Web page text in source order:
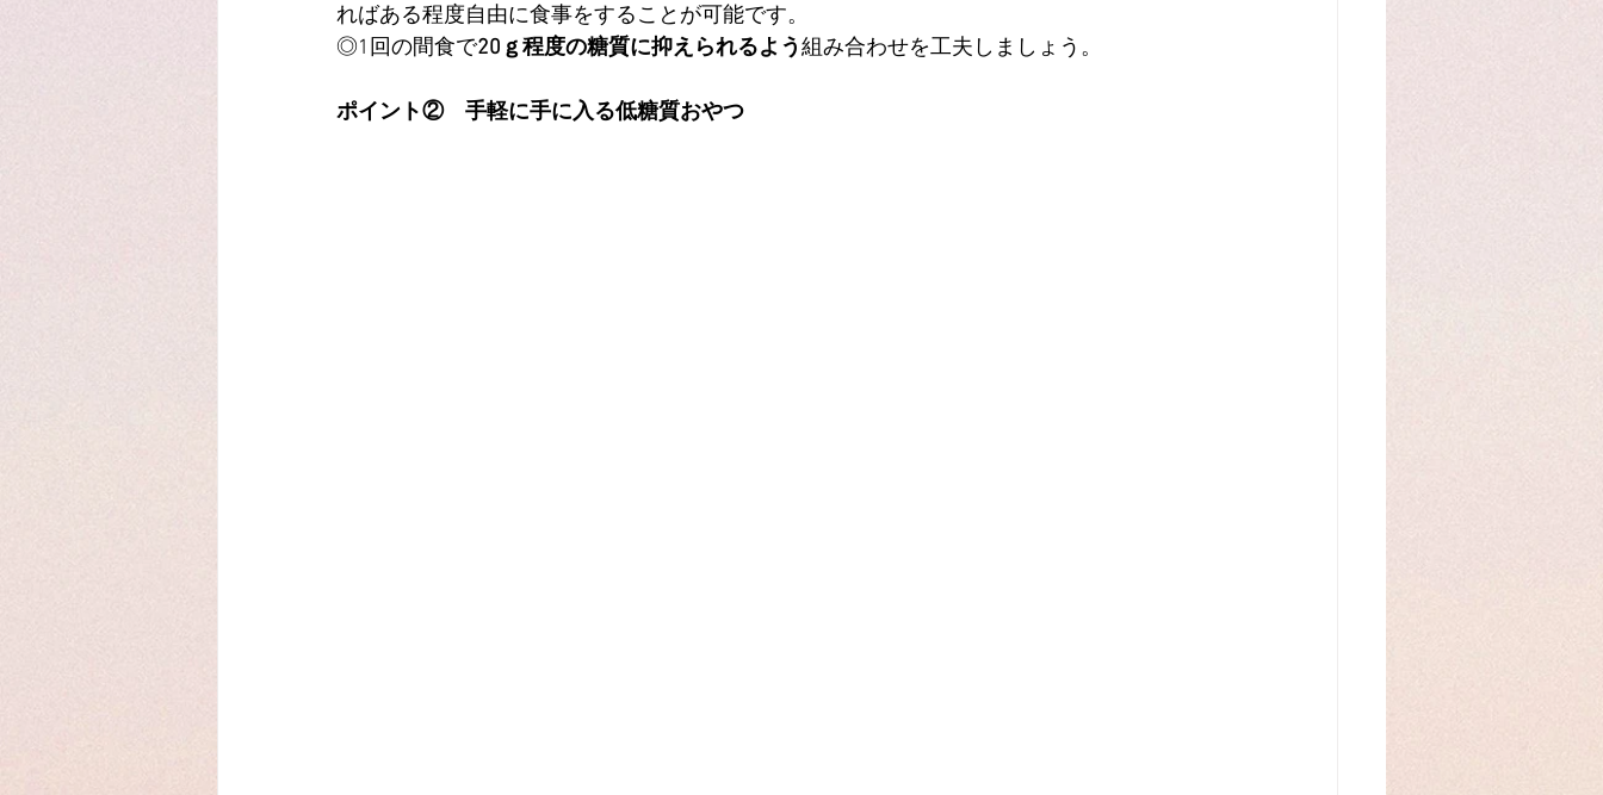
ればある程度自由に食事をすることが可能です。
◎1回の間食で20ｇ程度の糖質に抑えられるよう組み合わせを工夫しましょう。
ポイント②　手軽に手に入る低糖質おやつ